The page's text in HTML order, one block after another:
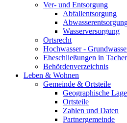
Ver- und Entsorgung
Abfallentsorgung
Wasserversorgung
Ortsrecht
Hochwasser -
Eheschließungen in
Behördenverzeichnis
Leben & Wohnen
Gemeinde & Ortsteile
Geographische Lage
Ortsteile
Zahlen und Daten
Partnergemeinde